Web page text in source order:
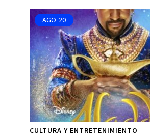
AGO 20
CULTURA Y ENTRETENIMIENTO